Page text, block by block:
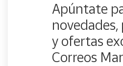
Apúntate
y ofertas
Correos